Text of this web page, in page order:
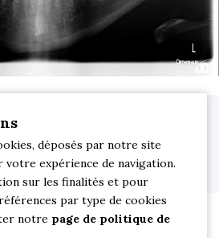
Dentiste à Saint-Jean-sur-Richelieu © 2026
PowerSurfer
| Membre du réseau
Politique de confidentialité
déposés par notre site
votre expérience de navigation.
sur les finalités et pour
par type de cookies
notre page de politique de